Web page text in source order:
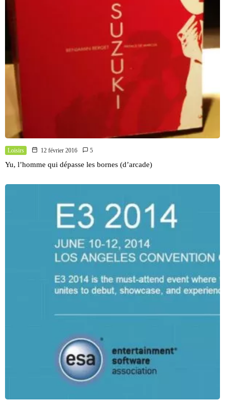
Loisirs 12 février 2016 5
Yu, l’homme qui dépasse les bornes (d’arcade)